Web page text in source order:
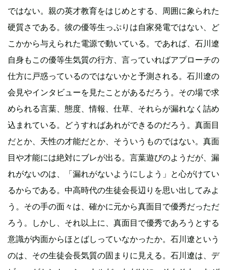
ではない。親の英才教育をはじめとする、周囲に象られた
硬質さである。彼の優等生っぷりは自家発電ではない、ど
こかから与えられた電源で動いている。であれば、石川遼
自身もこの優等生気質の行方、言っていればアプローチの
仕方に戸惑っているのではないかと予測される。石川遼の
会見やインタビューを見たことがあるだろう。その場で求
められる言葉、態度、情報、仕草、それらが漏れなく詰め
込まれている。どうすればあれができるのだろう。真面目
だとか、天性の才能だとか、そういうものではない。真面
目や才能には絶対にブレが出る。言葉遊びのようだが、漏
れがないのは、「漏れがないようにしよう」と心がけてい
るからである。中高時代の生徒会長辺りを思い出してみよ
う。その手の面々は、確かに元から真面目で優秀だっただ
ろう。しかし、それ以上に、真面目で優秀であろうとする
意識が内面からほとばしっていなかったか。石川遼という
のは、その生徒会長気質の固まりに見える。石川遼は、デ